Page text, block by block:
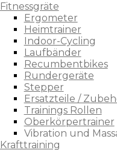
Fitnessgräte
Ergometer
Heimtrainer
Indoor-Cycling
Laufbänder
Recumbentbikes
Rundergeräte
Stepper
Ersatzteile /
Trainings Rollen
Oberkörpertrainer
Vibration und
Krafttraining